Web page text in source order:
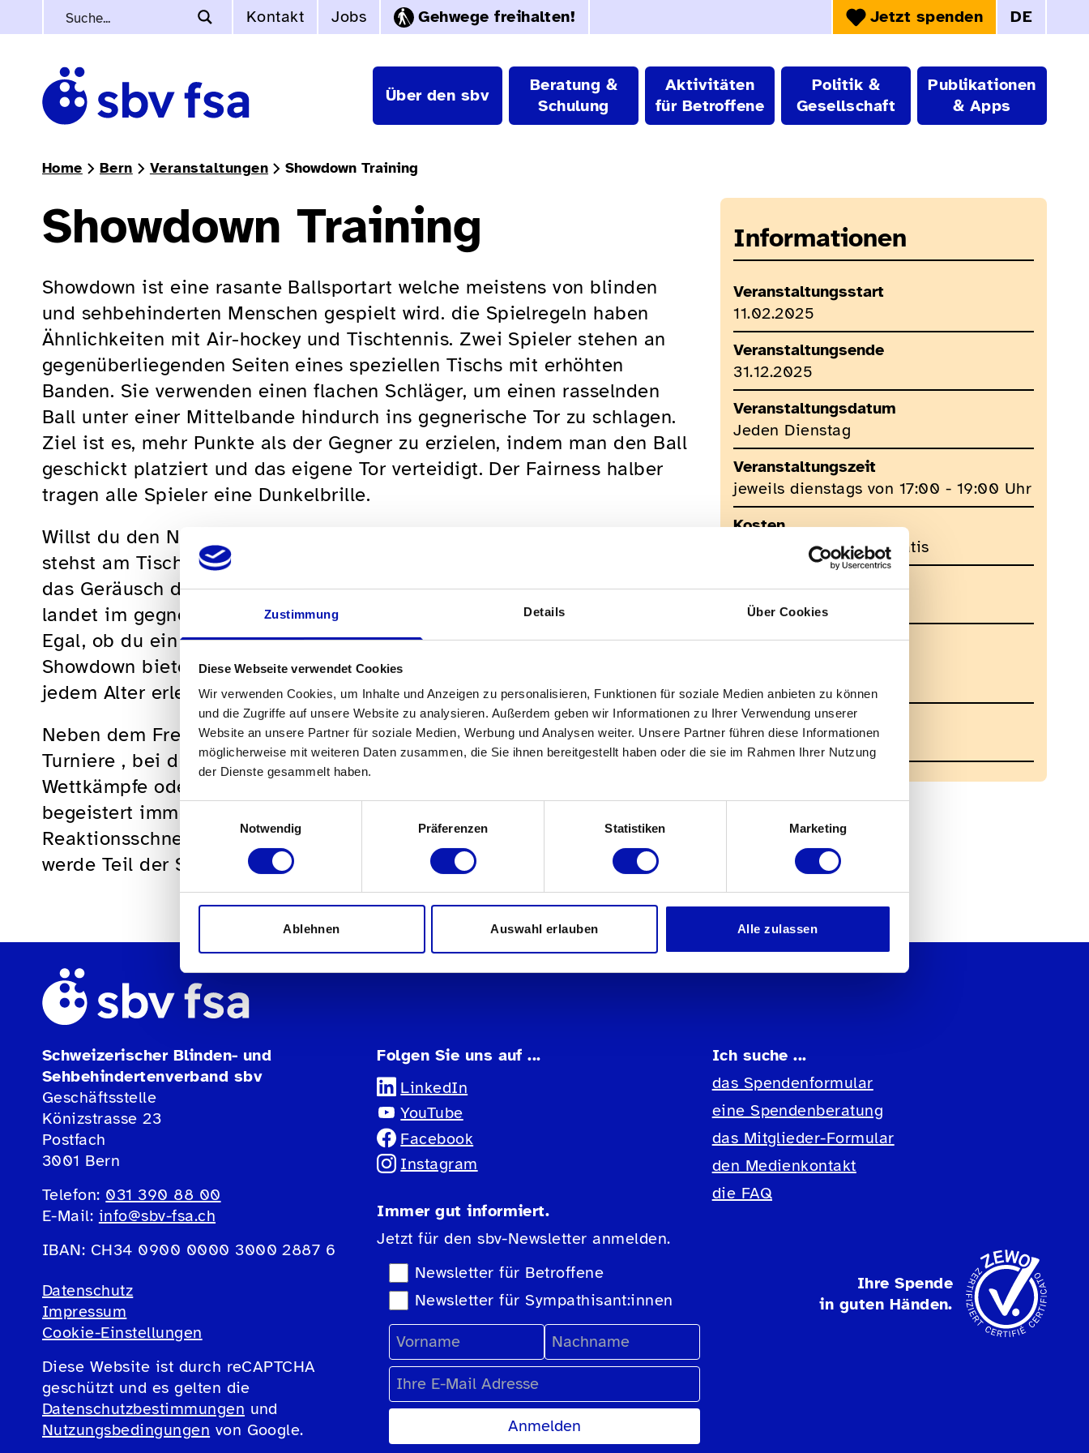
Zustimmung Details Über Cookies
Diese Webseite verwendet Cookies
Wir verwenden Cookies, um Inhalte und Anzeigen zu personalisieren, Funktionen für soziale Medien anbieten zu können
und die Zugriffe auf unsere Website zu analysieren. Außerdem geben wir Informationen zu Ihrer Verwendung unserer
Website an unsere Partner für soziale Medien, Werbung und Analysen weiter. Unsere Partner führen diese Informationen
möglicherweise mit weiteren Daten zusammen, die Sie ihnen bereitgestellt haben oder die sie im Rahmen Ihrer Nutzung
der Dienste gesammelt haben.
Notwendig
Präferenzen Statistiken Marketing
Ablehnen Auswahl erlauben Alle zulassen
Kontakt Jobs Gehwege freihalten! Jetzt spenden Sprachwahl:
DE
Über den sbv
Beratung &
Schulung
Aktivitäten
für Betroffene
Politik &
Gesellschaft
Publikationen
& Apps
Home Bern Veranstaltungen Showdown Training
Showdown Training
Showdown ist eine rasante Ballsportart welche meistens von blinden
und sehbehinderten Menschen gespielt wird. die Spielregeln haben
Ähnlichkeiten mit Air-hockey und Tischtennis. Zwei Spieler stehen an
gegenüberliegenden Seiten eines speziellen Tischs mit erhöhten
Banden. Sie verwenden einen flachen Schläger, um einen rasselnden
Ball unter einer Mittelbande hindurch ins gegnerische Tor zu schlagen.
Ziel ist es, mehr Punkte als der Gegner zu erzielen, indem man den Ball
geschickt platziert und das eigene Tor verteidigt. Der Fairness halber
tragen alle Spieler eine Dunkelbrille.
Willst du den Nervenkitzel von Showdown erleben? Stell dir vor, du
stehst am Tisch, den Schläger fest in der Hand, lauschst gespannt auf
das Geräusch des Balls und dann schlägst du mit Präzision zu! Der Ball
landet im gegnerischen Tor!!
Egal, ob du ein erfahrener Sportler oder kompletter Anfänger bist,
Showdown bietet Action, Strategie und Spass. Es kann von Menschen in
jedem Alter erlernt und gespielt werden.
Neben dem Freizeitspiel gibt es zahlreiche nationale und internationale
Turniere , bei denen sich die besten Spieler messen. Ob regionale
Wettkämpfe oder Weltmeisterschaften, Showdown wächst weltweit und
begeistert immer mehr Sportler. Bist du bereit, deine
Reaktionsschnelligkeit zu testen? Dann schnapp dir einen Schläger und
werde Teil der Showdown-Community!
Informationen
Veranstaltungsstart
11.02.2025
Veranstaltungsende
31.12.2025
Veranstaltungsdatum
Jeden Dienstag
Veranstaltungszeit
jeweils dienstags von 17:00 - 19:00 Uhr
Kosten
Drei Probetrainings gratis
Veranstalter
Sektion Bern des SBV
Veranstaltungsort
3008 Bern
Kontakt für Rückfragen
Sektion.be@sbv-fsa.ch
Schweizerischer Blinden- und
Sehbehindertenverband sbv
Geschäftsstelle
Könizstrasse 23
Postfach
3001 Bern
Telefon: 031 390 88 00
E-Mail: info@sbv-fsa.ch
IBAN: CH34 0900 0000 3000 2887 6
Datenschutz
Impressum
Cookie-Einstellungen
Diese Website ist durch reCAPTCHA
geschützt und es gelten die
Datenschutzbestimmungen und
Nutzungsbedingungen von Google.
Folgen Sie uns auf ...
LinkedIn
YouTube
Facebook
Instagram
Immer gut informiert.
Jetzt für den sbv-Newsletter anmelden.
Newsletter-Auswahl
Newsletter für Betroffene
Newsletter für Sympathisant:innen
Vorname
Nachname
E-Mail Adresse
Ich suche ...
das Spendenformular
eine Spendenberatung
das Mitglieder-Formular
den Medienkontakt
die FAQ
Ihre Spende
in guten Händen.